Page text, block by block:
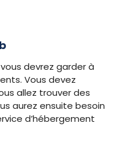
devrez garder à
Vous devez
allez trouver des
aurez ensuite besoin
d’hébergement